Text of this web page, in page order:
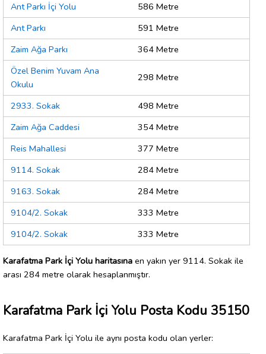
Ant Parkı İçi Yolu
586 Metre
Ant Parkı
591 Metre
Zaim Ağa Parkı
364 Metre
Özel Benim Yuvam Ana
Okulu
298 Metre
2933. Sokak
498 Metre
Zaim Ağa Caddesi
354 Metre
Reis Mahallesi
377 Metre
9114. Sokak
284 Metre
9163. Sokak
284 Metre
9104/2. Sokak
333 Metre
9104/2. Sokak
333 Metre
Karafatma Park İçi Yolu haritasına en yakın yer 9114. Sokak ile
arası 284 metre olarak hesaplanmıştır.
Karafatma Park İçi Yolu Posta Kodu 35150
Karafatma Park İçi Yolu ile aynı posta kodu olan yerler: